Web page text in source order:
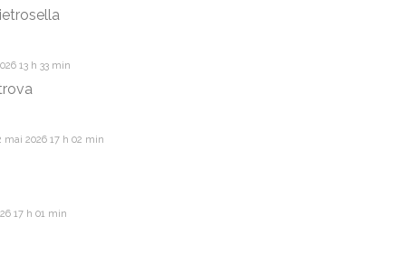
13 h 33 min
mai 2026 17 h 02 min
17 h 01 min